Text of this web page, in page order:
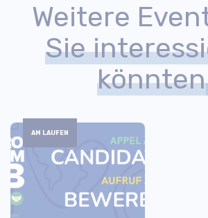
Weitere
Sie
könnten
AM LAUFEN